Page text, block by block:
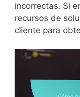
incorrectas. Si
recursos de
cliente para